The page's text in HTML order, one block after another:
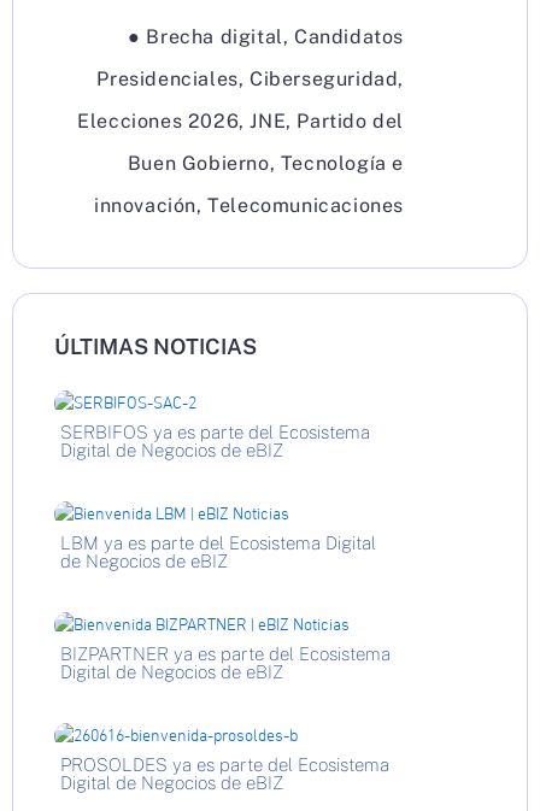
● Brecha digital , Candidatos
Presidenciales, Ciberseguridad,
Elecciones 2026,JNE, Partido del
Buen Gobierno, Tecnología e
innovación,Telecomunicaciones
ÚLTIMAS NOTICIAS
SERBIFOS ya es parte del Ecosistema
Digital de Negocios de eBIZ
LBM ya es parte del Ecosistema Digital
de Negocios de eBIZ
BIZPARTNER ya es parte del Ecosistema
Digital de Negocios de eBIZ
PROSOLDES ya es parte del Ecosistema
Digital de Negocios de eBIZ